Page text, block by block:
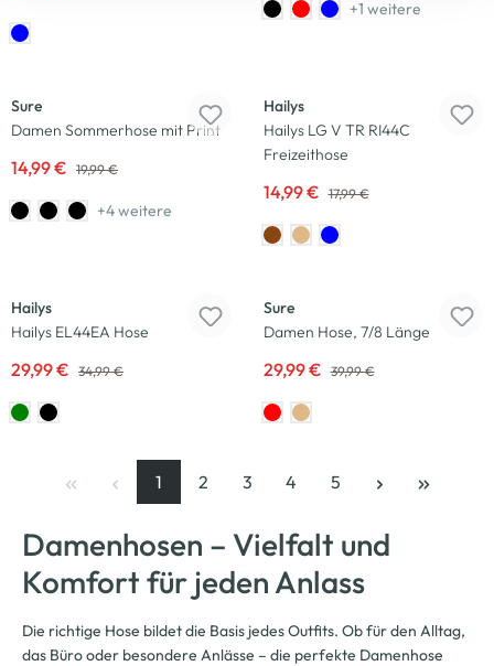
+1 weitere
Sure
Damen Sommerhose mit Print
14,99 € 19,99 €
+4 weitere
Hailys
Hailys LG V TR RI44C
Freizeithose
14,99 € 17,99 €
Hailys
Hailys EL44EA Hose
29,99 € 34,99 €
Sure
Damen Hose, 7/8 Länge
29,99 € 39,99 €
Seite
1
, aktuelle Seite
Seite
2
Seite
3
Seite
4
Seite
5
Damenhosen – Vielfalt und
Komfort für jeden Anlass
Die richtige Hose bildet die Basis jedes Outfits. Ob für den Alltag,
das Büro oder besondere Anlässe – die perfekte Damenhose